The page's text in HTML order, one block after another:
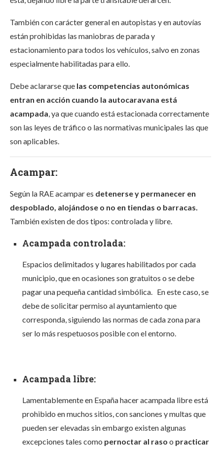
También con carácter general en autopistas y en autovías
están prohibidas las maniobras de parada y
estacionamiento para todos los vehículos, salvo en zonas
especialmente habilitadas para ello.
Debe aclararse que las competencias autonómicas
entran en acción cuando la autocaravana está
acampada, ya que cuando está estacionada correctamente
son las leyes de tráfico o las normativas municipales las que
son aplicables.
Acampar:
Según la RAE acampar es detenerse y permanecer en
despoblado, alojándose o no en tiendas o barracas.
También existen de dos tipos: controlada y libre.
Acampada controlada:
Espacios delimitados y lugares habilitados por cada
municipio, que en ocasiones son gratuitos o se debe
pagar una pequeña cantidad simbólica. En este caso, se
debe de solicitar permiso al ayuntamiento que
corresponda, siguiendo las normas de cada zona para
ser lo más respetuosos posible con el entorno.
Acampada libre:
Lamentablemente en España hacer acampada libre está
prohibido en muchos sitios, con sanciones y multas que
pueden ser elevadas sin embargo existen algunas
excepciones tales como pernoctar al raso o practicar